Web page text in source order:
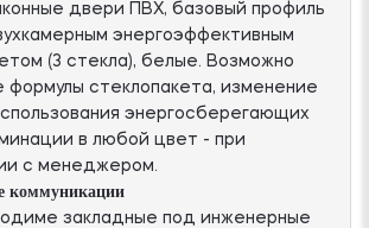
двери ПВХ, базовый профиль
энергоэффективным
(3 стекла), белые. Возможно
формулы стеклопакета, изменение
энергосберегающих
в любой цвет - при
с менеджером.
коммуникации
закладные под инженерные